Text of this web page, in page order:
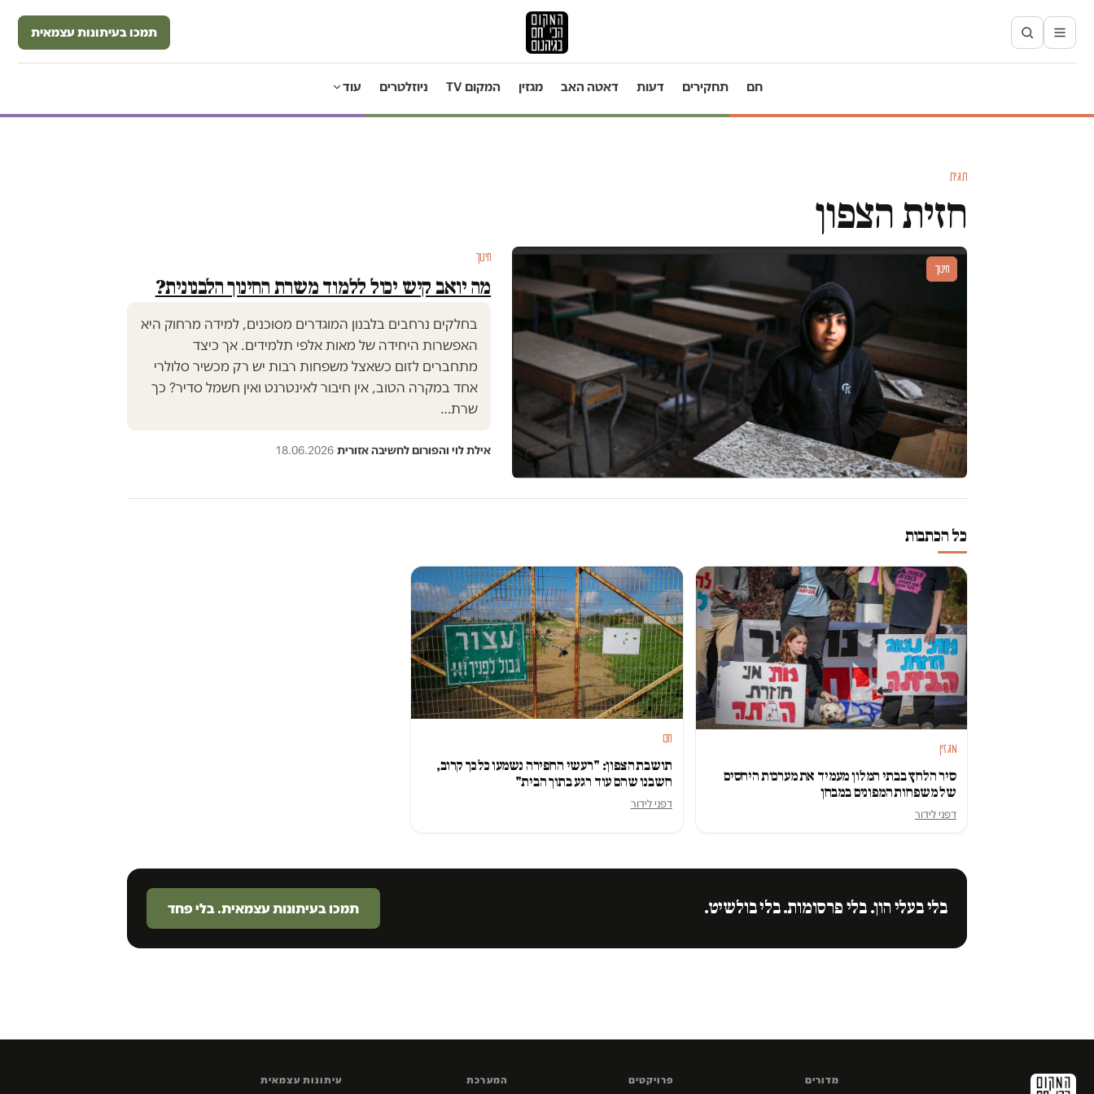
תמכו בעיתונות עצמאית
חם תחקירים דעות דאטה האב מגזין המקום TV ניוזלטרים עוד
תגית
חזית הצפון
חינוך
חינוך
מה יואב קיש יכול ללמוד משרת החינוך הלבנונית?
בחלקים נרחבים בלבנון המוגדרים מסוכנים, למידה מרחוק היא
האפשרות היחידה של מאות אלפי תלמידים. אך כיצד
מתחברים לזום כשאצל משפחות רבות יש רק מכשיר סלולרי
אחד במקרה הטוב, אין חיבור לאינטרנט ואין חשמל סדיר? כך
שרת…
אילת לוי והפורום לחשיבה אזורית·
18.06.2026
כל הכתבות
מגזין
סיר הלחץ בבתי המלון מעמיד את מערכות היחסים
של משפחות המפונים במבחן
דפני לידור
חם
תושבת הצפון: "רעשי החפירה נשמעו כל כך קרוב,
חשבנו שהם עוד רגע בתוך הבית"
דפני לידור
בלי בעלי הון. בלי פרסומות. בלי בולשיט. תמכו בעיתונות עצמאית. בלי פחד
מדורים פרויקטים המערכת עיתונות עצמאית